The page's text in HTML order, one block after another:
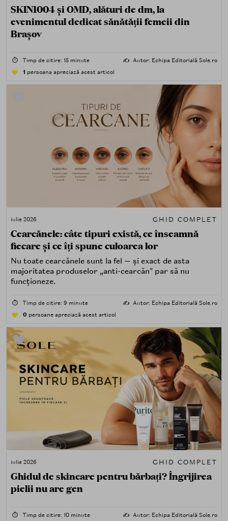
SKIN1004 și OMD, alături de dm, la
evenimentul dedicat sănătății femeii din
Brașov
⏱️ Timp de citire: 15 minute ✍️ Autor: Echipa Editorială Sole.ro
1 persoana apreciază acest articol
iulie 2026 GHID COMPLET
Cearcănele: câte tipuri există, ce înseamnă
fiecare și ce îți spune culoarea lor
Nu toate cearcănele sunt la fel — și exact de asta
majoritatea produselor „anti-cearcăn" par să nu
funcționeze.
⏱️ Timp de citire: 9 minute ✍️ Autor: Echipa Editorială Sole.ro
0 persoane apreciază acest articol
iulie 2026 GHID COMPLET
Ghidul de skincare pentru bărbați? Îngrijirea
pielii nu are gen
⏱️ Timp de citire: 10 minute ✍️ Autor: Echipa Editorială Sole.ro